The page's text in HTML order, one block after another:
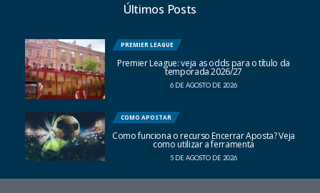
Últimos Posts
PREMIER LEAGUE
Premier League: veja as odds para o título da
temporada 2026/27
6 DE AGOSTO DE 2026
COMO APOSTAR
Como funciona o recurso Encerrar Aposta? Veja
como utilizar a ferramenta
5 DE AGOSTO DE 2026